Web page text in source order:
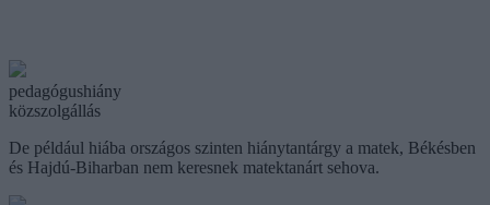
pedagógushiány
közszolgállás
De például hiába országos szinten hiánytantárgy a matek, Békésben
és Hajdú-Biharban nem keresnek matektanárt sehova.